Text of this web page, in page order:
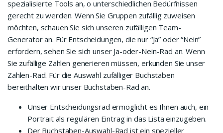
spezialisierte Tools an, o unterschiedlichen Bedürfnissen
gerecht zu werden. Wenn Sie Gruppen zufällig zuweisen
möchten, schauen Sie sich unseren zufälligen Team-
Generator an. Für Entscheidungen, die nur “Ja” oder “Nein”
erfordern, sehen Sie sich unser Ja-oder-Nein-Rad an. Wenn
Sie zufällige Zahlen generieren müssen, erkunden Sie unser
Zahlen-Rad. Für die Auswahl zufälliger Buchstaben
bereithalten wir unser Buchstaben-Rad an.
Unser Entscheidungsrad ermöglicht es Ihnen auch, ein
Portrait als regulären Eintrag in das Lista einzugeben.
Der Buchstaben-Auswahl-Rad ist ein spezieller